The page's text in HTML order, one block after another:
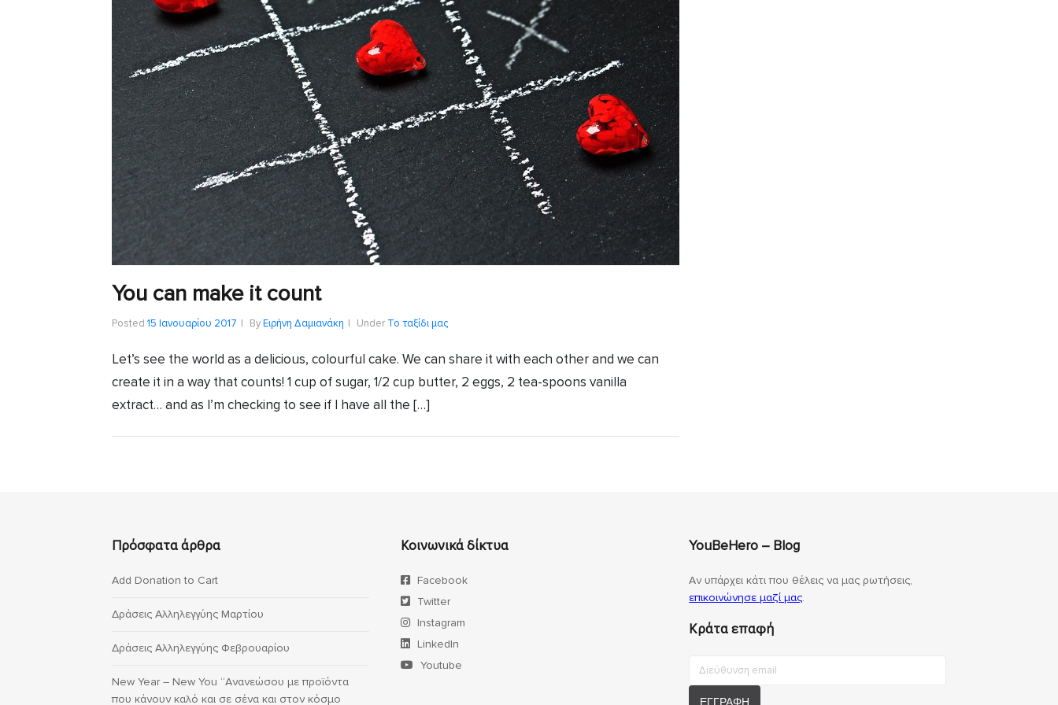
You can make it count
Posted 15 Ιανουαρίου 2017 ByΕιρήνη Δαμιανάκη Under Το ταξίδι μας
Let’s see the world as a delicious, colourful cake. We can share it with each other and we can
create it in a way that counts! 1 cup of sugar, 1/2 cup butter, 2 eggs, 2 tea-spoons vanilla
extract… and as I’m checking to see if I have all the […]
Πρόσφατα άρθρα
Add Donation to Cart
Δράσεις Αλληλεγγύης Μαρτίου
Δράσεις Αλληλεγγύης Φεβρουαρίου
New Year – New You “Ανανεώσου με προϊόντα
που κάνουν καλό και σε σένα και στον κόσμο
Κοινωνικά δίκτυα
Facebook
Twitter
Instagram
LinkedIn
Youtube
YouBeHero – Blog
Αν υπάρχει κάτι που θέλεις να μας ρωτήσεις,
επικοινώνησε μαζί μας.
Κράτα επαφή